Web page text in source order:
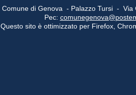
Comune di Genova - Palazzo Tursi -
Pec:
Questo sito è ottimizzato per Firefox,